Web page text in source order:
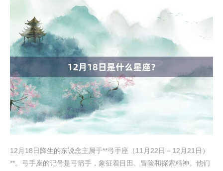
12月18日降生的东说念主属于**弓手座（11月22日－12月21日）
**。弓手座的记号是弓箭手，象征着目田、冒险和探索精神。他们